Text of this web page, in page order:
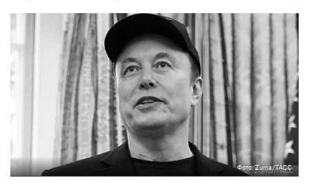
Фото: Zuma/ТАСС